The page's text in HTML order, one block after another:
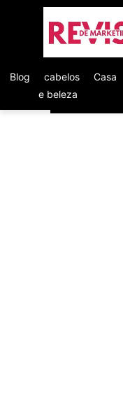
Blog
cabelos
e beleza
Casa